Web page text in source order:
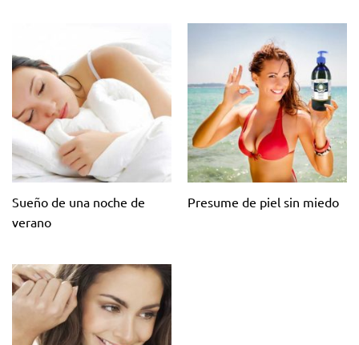
Sueño de una noche de
verano
Presume de piel sin miedo